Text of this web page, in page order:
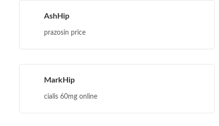
AshHip
prazosin price
MarkHip
cialis 60mg online